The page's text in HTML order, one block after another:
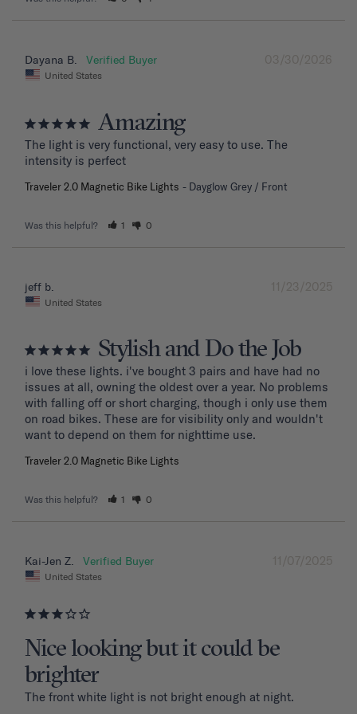
03/30/2026
Dayana B.
United States
Amazing
The light is very functional, very easy to use. The
intensity is perfect
Traveler 2.0 Magnetic Bike Lights Dayglow Grey / Front
Was this helpful? 1 0
11/23/2025
jeff b.
United States
Stylish and Do the Job
i love these lights. i've bought 3 pairs and have had no
issues at all, owning the oldest over a year. No problems
with falling off or short charging, though i only use them
on road bikes. These are for visibility only and wouldn't
want to depend on them for nighttime use.
Traveler 2.0 Magnetic Bike Lights
Was this helpful? 1 0
11/07/2025
Kai-Jen Z.
United States
Nice looking but it could be
brighter
The front white light is not bright enough at night.